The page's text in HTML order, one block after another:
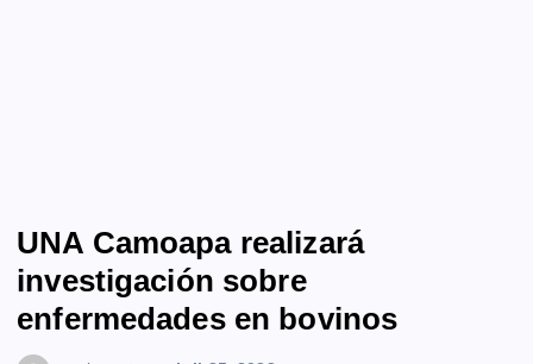
UNA Camoapa realizará
investigación sobre
enfermedades en bovinos